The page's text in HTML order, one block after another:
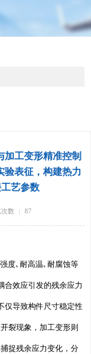
加工变形精准控制
表征，构建热力
艺参数
数 ： 87
度､耐高温､耐腐蚀等
合效应引发的残余应力
仅导致构件尺寸稳定性
裂现象，加工变形则
捉残余应力变化，分